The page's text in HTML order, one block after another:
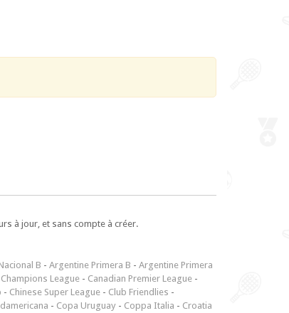
à jour, et sans compte à créer.
B - Argentine Primera B - Argentine Primera
Champions League - Canadian Premier League -
- Chinese Super League - Club Friendlies -
- Copa Uruguay - Coppa Italia - Croatia